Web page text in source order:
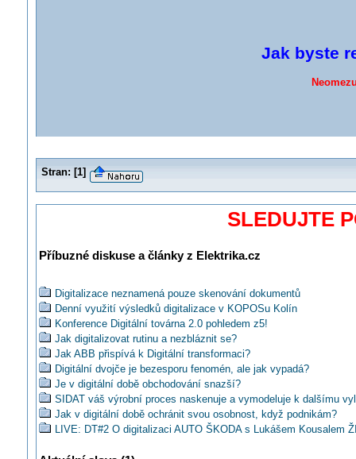
Jak byste
Stran: [1]
SLEDUJTE
Příbuzné diskuse a články z Elektrika.cz
Digitalizace neznamená pouze skenování dokumentů
Denní využití výsledků digitalizace v KOPOSu Kolín
Konference Digitální továrna 2.0 pohledem z5!
Jak digitalizovat rutinu a nezbláznit se?
Jak ABB přispívá k Digitální transformaci?
Digitální dvojče je bezesporu fenomén, ale jak vypadá?
Je v digitální době obchodování snazší?
SIDAT váš výrobní proces naskenuje a vymodeluje k dalšímu
Jak v digitální době ochránit svou osobnost, když podnikám?
LIVE: DT#2 O digitalizaci AUTO ŠKODA s Lukášem Kousalem
LIVE TECO: Uplatnění FOXTROTu v projektech bytových domů